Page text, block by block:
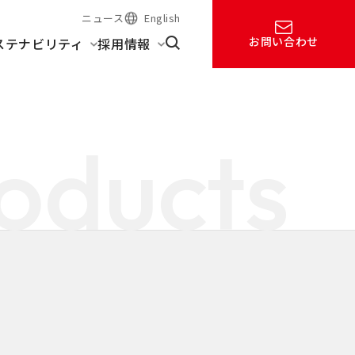
ニュース English
テナビリティ 採用情報 お問い合わせ